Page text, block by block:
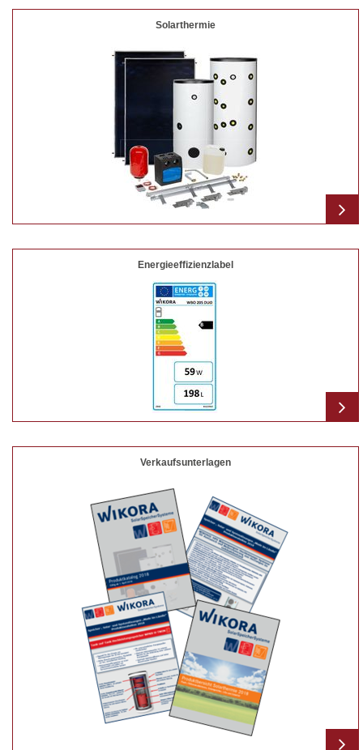
Solarthermie
Energieeffizienzlabel
Verkaufsunterlagen